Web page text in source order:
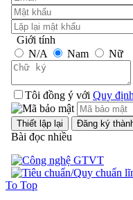
Giới tính
N/A
Nam Nữ
Tôi đồng ý với Quy
Bài đọc nhiều
To Top